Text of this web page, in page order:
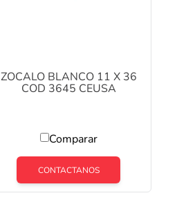
ZOCALO BLANCO 11 X 36
COD 3645 CEUSA
Comparar
CONTACTANOS